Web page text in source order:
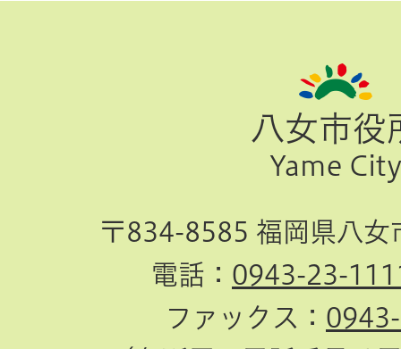
八女市役
Yame City
〒834-8585 福岡県八女
電話： 0943-23-
ファックス：